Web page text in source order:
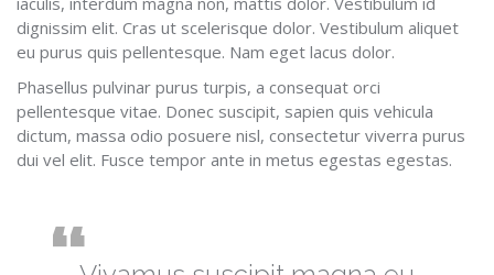
dignissim elit. Cras ut scelerisque dolor. Vestibulum aliquet
eu purus quis pellentesque. Nam eget lacus dolor.
Phasellus pulvinar purus turpis, a consequat orci
pellentesque vitae. Donec suscipit, sapien quis vehicula
dictum, massa odio posuere nisl, consectetur viverra purus
dui vel elit. Fusce tempor ante in metus egestas egestas.